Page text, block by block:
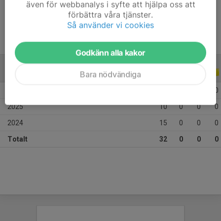
13 år
ALLA ÅR
0
2025 10 0 0 0
2024 15 0 0 0
Totalt 32 0 0 0
även för webbanalys i syfte att hjälpa oss att
förbättra våra tjänster.
Så använder vi cookies
Godkänn alla kakor
Bara nödvändiga